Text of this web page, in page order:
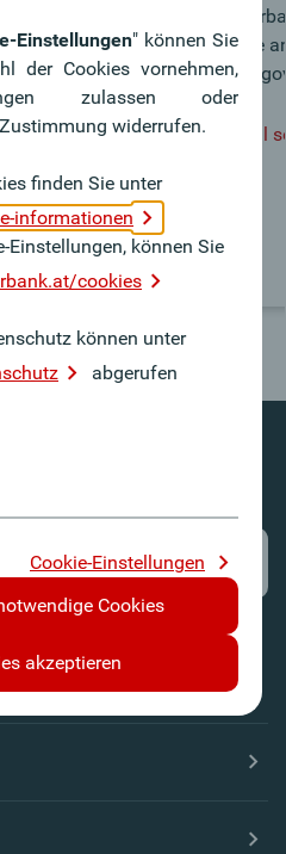
die
Sie bitte
Mail
Service immer
Einstellungen" können Sie
der Cookies vornehmen,
zulassen oder
widerrufen.
finden Sie unter
informationen
Einstellungen, können Sie
cookies
können unter
abgerufen
Cookie-Einstellungen
Cookies
akzeptieren